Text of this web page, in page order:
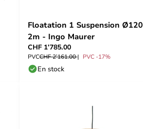
Floatation 1 Suspension Ø120
2m - Ingo Maurer
CHF 1’785.00
PVCCHF 2’161.00 PVC -17%
En stock